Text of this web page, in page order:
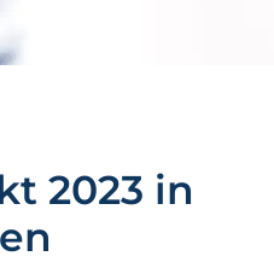
2023 in